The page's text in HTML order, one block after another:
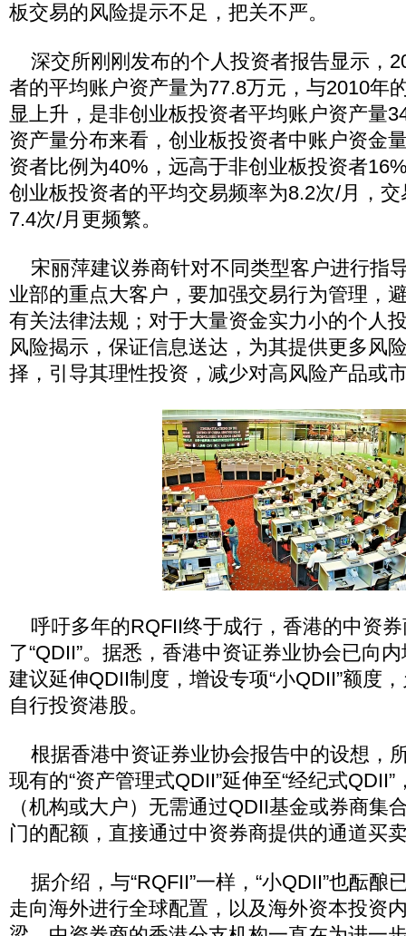
板交易的风险提示不足，把关不严。
深交所刚刚发布的个人投资者报告显示，
者的平均账户资产量为77.8万元，与2010年
显上升，是非创业板投资者平均账户资产量
资产量分布来看，创业板投资者中账户资金
资者比例为40%，远高于非创业板投资者
创业板投资者的平均交易频率为8.2次/月，
7.4次/月更频繁。
宋丽萍建议券商针对不同类型客户进行指
业部的重点大客户，要加强交易行为管理，
有关法律法规；对于大量资金实力小的个人
风险揭示，保证信息送达，为其提供更多风
择，引导其理性投资，减少对高风险产品或
呼吁多年的RQFII终于成行，香港的中资
了“QDII”。据悉，香港中资证券业协会已向
建议延伸QDII制度，增设专项“小QDII”额度
自行投资港股。
根据香港中资证券业协会报告中的设想，
现有的“资产管理式QDII”延伸至“经纪式
（机构或大户）无需通过QDII基金或券商集
门的配额，直接通过中资券商提供的通道买
据介绍，与“RQFII”一样，“小QDII”也酝酿
走向海外进行全球配置，以及海外资本投资